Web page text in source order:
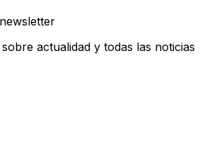
actualidad y todas las noticias